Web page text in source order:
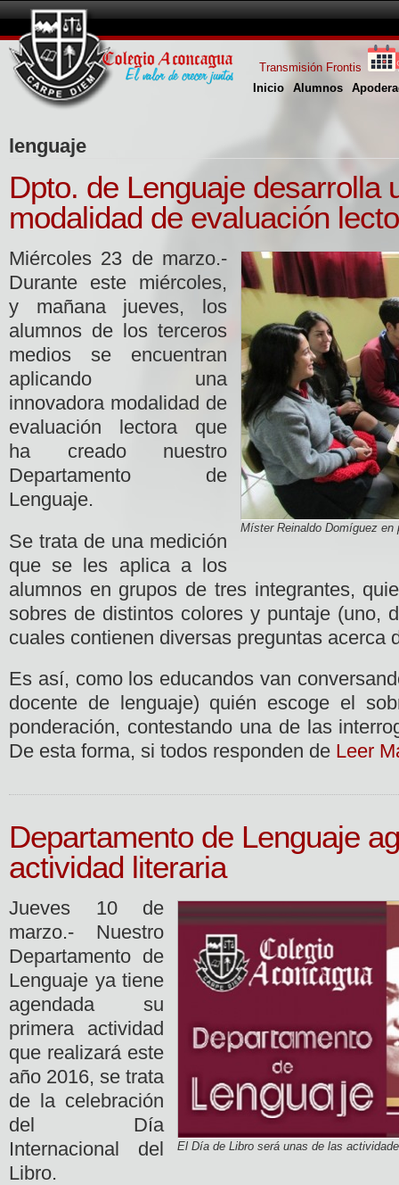
Inicio Alumnos
Transmisión Frontis
lenguaje
Dpto. de Lenguaje desarrolla
modalidad de evaluación
Míster Reinaldo Domíguez en
Miércoles 23 de marzo.-
Durante este miércoles,
y mañana jueves, los
alumnos de los terceros
medios se encuentran
aplicando una
innovadora modalidad de
evaluación lectora que
ha creado nuestro
Departamento de
Lenguaje.
Se trata de una medición
que se les aplica a los
alumnos en grupos de tres integrantes,
sobres de distintos colores y puntaje (uno,
cuales contienen diversas preguntas acerca
Es así, como los educandos van
docente de lenguaje) quién escoge el
ponderación, contestando una de las
De esta forma, si todos responden de Leer
Departamento de Lenguaje
actividad literaria
El Día de Libro será unas de las
Jueves 10 de
marzo.- Nuestro
Departamento de
Lenguaje ya tiene
agendada su
primera actividad
que realizará este
año 2016, se trata
de la celebración
del Día
Internacional del
Libro.